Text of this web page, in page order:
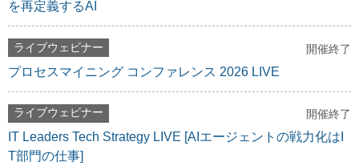
を再定義するAI
ライブウェビナー 開催終了
プロセスマイニング コンファレンス 2026 LIVE
ライブウェビナー 開催終了
IT Leaders Tech Strategy LIVE [AIエージェントの戦力化はI
T部門の仕事]